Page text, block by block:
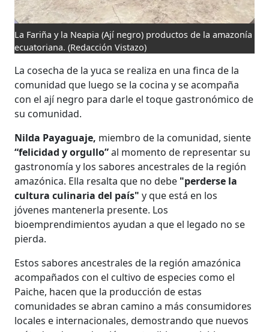
La Fariña y la Neapia (Ají negro) productos de la amazonía
ecuatoriana. (Redacción Vistazo)
La cosecha de la yuca se realiza en una finca de la
comunidad que luego se la cocina y se acompaña
con el ají negro para darle el toque gastronómico de
su comunidad.
Nilda Payaguaje, miembro de la comunidad, siente
“felicidad y orgullo”al momento de representar su
gastronomía y los sabores ancestrales de la región
amazónica. Ella resalta que no debe "perderse la
cultura culinaria del país" y que está en los
jóvenes mantenerla presente. Los
bioemprendimientos ayudan a que el legado no se
pierda.
Estos sabores ancestrales de la región amazónica
acompañados con el cultivo de especies como el
Paiche, hacen que la producción de estas
comunidades se abran camino a más consumidores
locales e internacionales, demostrando que nuevos